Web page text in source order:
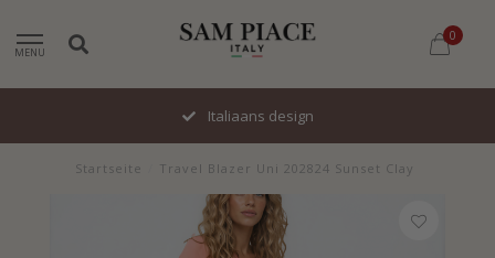
MENU
0
Italiaans design
Startseite Travel Blazer Uni 202824 Sunset Clay